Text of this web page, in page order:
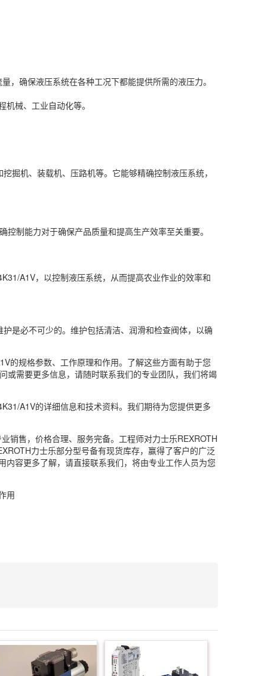
，确保液压系统在各种工况下都能提供所需的液压力。
械、工业自动化等。
掘机、装载机、压路机等。它能够精确控制液压系统，
制能力对于确保产品质量和提高生产效率至关重要。
A1V，以控制液压系统，从而提高农业作业的效率和
是必不可少的。维护包括清洁、润滑和检查阀体，以确
的规格参数、工作原理和作用。了解这些方面有助于您
或需要更多信息，请随时联系我们的专业团队，我们将竭
A1V的详细信息和技术资料。我们期待为您提供更多
销售，价格合理、服务完备。工程师对力士乐REXROTH
力士乐部分型号备有现货库存，赢得了客户的广泛
容更多了解，请直接联系我们，将由专业工作人员为您
用